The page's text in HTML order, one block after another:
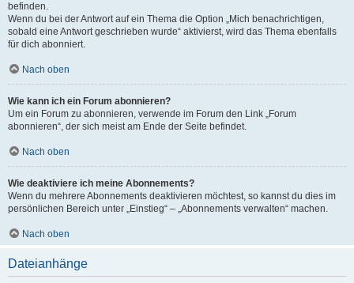
befinden.
Wenn du bei der Antwort auf ein Thema die Option „Mich benachrichtigen,
sobald eine Antwort geschrieben wurde“ aktivierst, wird das Thema ebenfalls
für dich abonniert.
Nach oben
Wie kann ich ein Forum abonnieren?
Um ein Forum zu abonnieren, verwende im Forum den Link „Forum
abonnieren“, der sich meist am Ende der Seite befindet.
Nach oben
Wie deaktiviere ich meine Abonnements?
Wenn du mehrere Abonnements deaktivieren möchtest, so kannst du dies im
persönlichen Bereich unter „Einstieg“ – „Abonnements verwalten“ machen.
Nach oben
Dateianhänge